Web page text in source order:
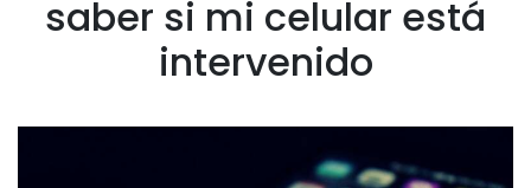
saber si mi celular está
intervenido